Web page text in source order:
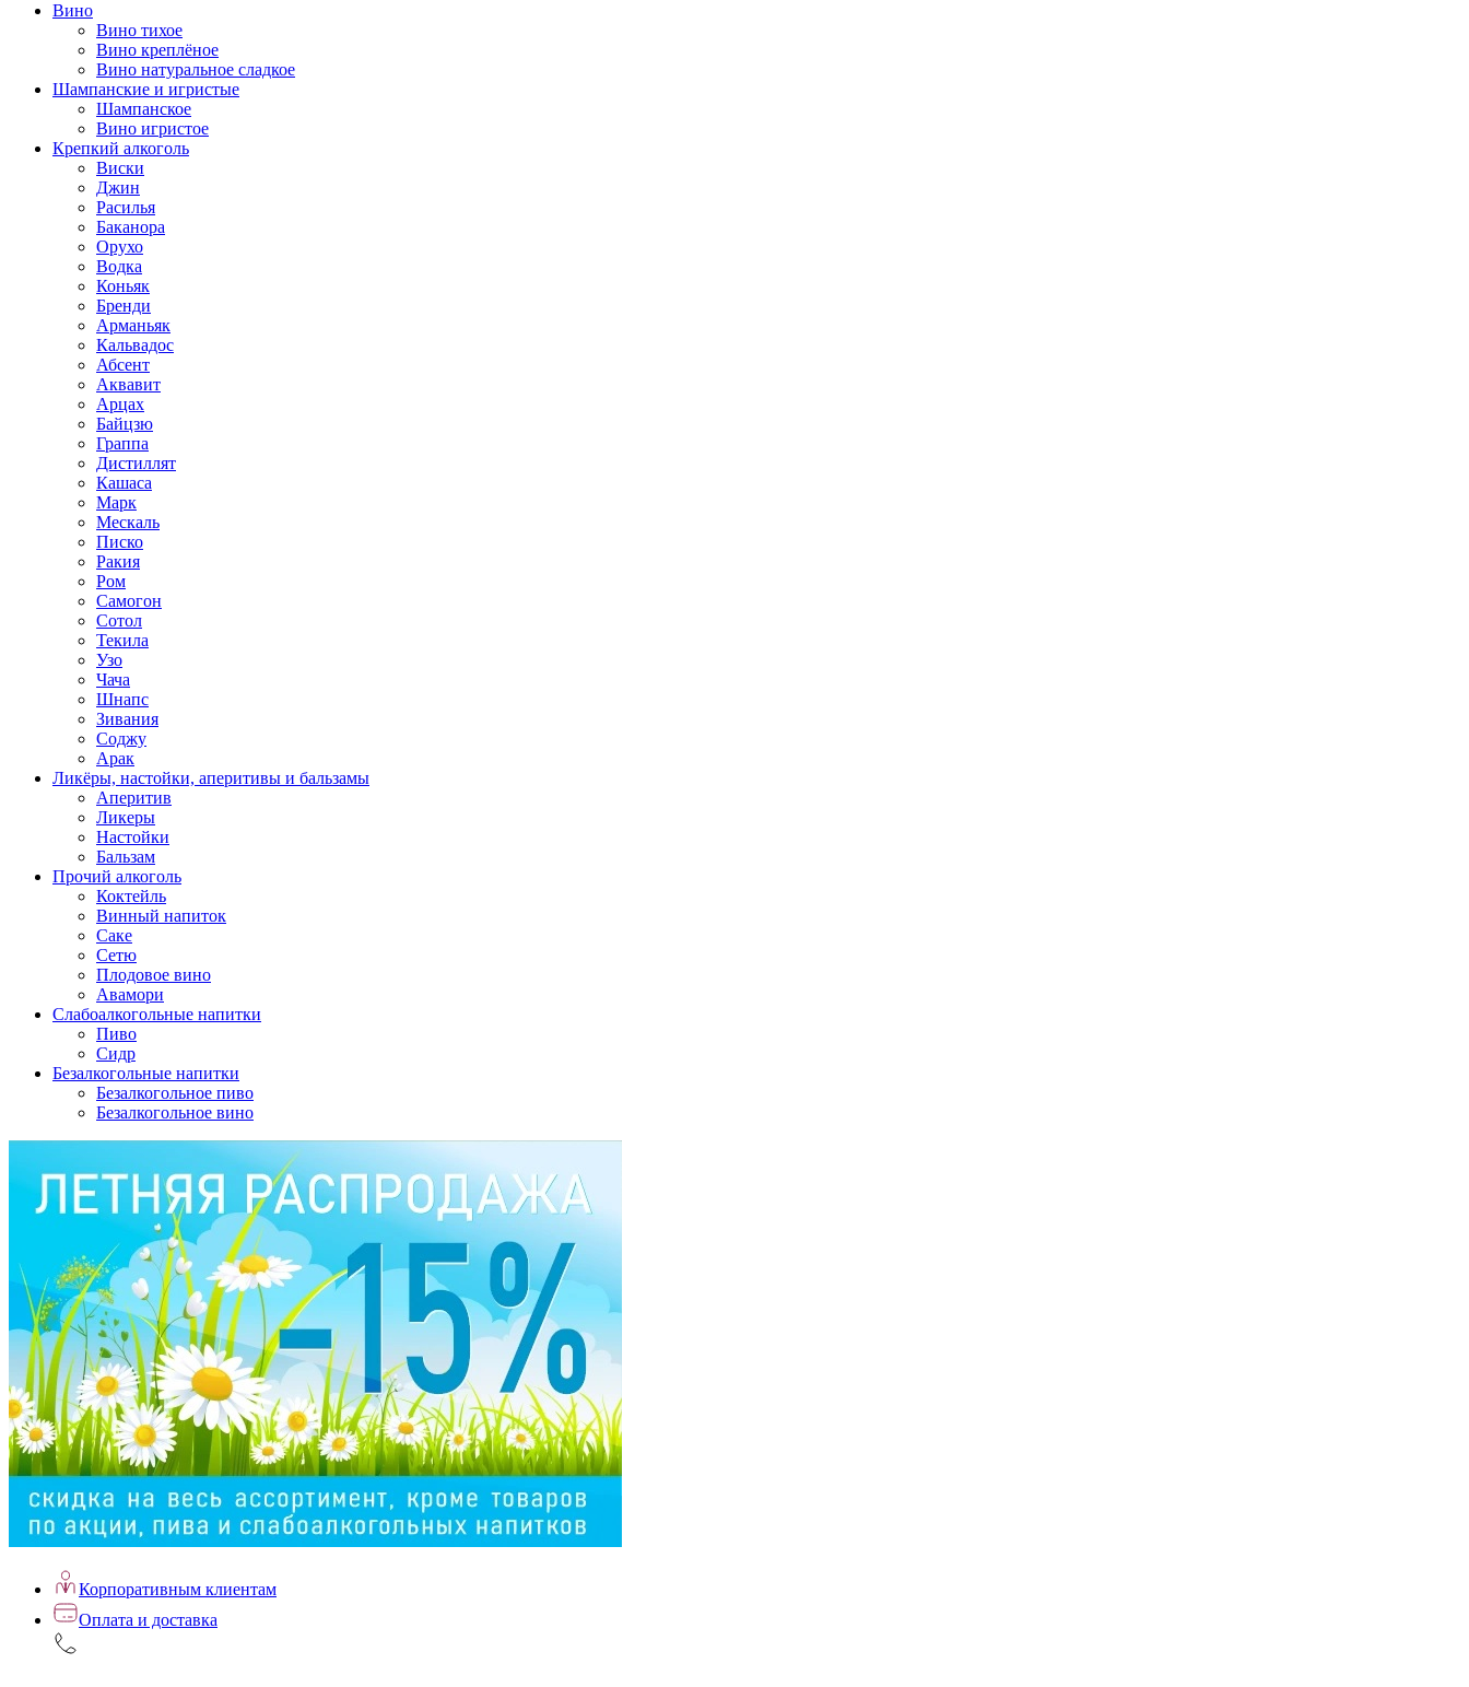
Вино
Вино тихое
Вино креплёное
Вино натуральное сладкое
Шампанские и игристые
Шампанское
Вино игристое
Крепкий алкоголь
Виски
Джин
Расилья
Баканора
Орухо
Водка
Коньяк
Бренди
Арманьяк
Кальвадос
Абсент
Аквавит
Арцах
Байцзю
Граппа
Дистиллят
Кашаса
Марк
Мескаль
Писко
Ракия
Ром
Самогон
Сотол
Текила
Узо
Чача
Шнапс
Зивания
Соджу
Арак
Ликёры, настойки, аперитивы и бальзамы
Аперитив
Ликеры
Настойки
Бальзам
Прочий алкоголь
Коктейль
Винный напиток
Саке
Сетю
Плодовое вино
Авамори
Слабоалкогольные напитки
Пиво
Сидр
Безалкогольные напитки
Безалкогольное пиво
Безалкогольное вино
Корпоративным клиентам
Оплата и доставка